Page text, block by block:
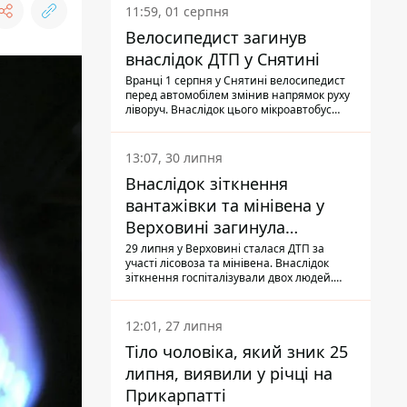
11:59, 01 серпня
Велосипедист загинув
внаслідок ДТП у Снятині
Вранці 1 серпня у Снятині велосипедист
перед автомобілем змінив напрямок руху
ліворуч. Внаслідок цього мікроавтобус
13:07, 30 липня
Внаслідок зіткнення
вантажівки та мінівена у
Верховині загинула
пасажирка, водійка - у
лікарні
29 липня у Верховині сталася ДТП за
участі лісовоза та мінівена. Внаслідок
зіткнення госпіталізували двох людей.
Також травми отримала водійка
автомобіля.
12:01, 27 липня
Тіло чоловіка, який зник 25
липня, виявили у річці на
Прикарпатті